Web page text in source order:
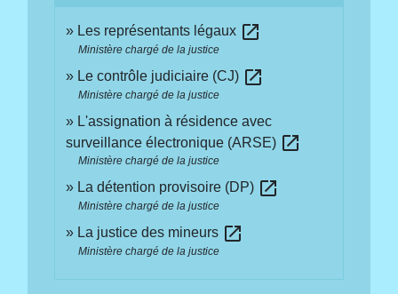
Les représentants légaux open_in_new
Ministère chargé de la justice
Le contrôle judiciaire (CJ) open_in_new
Ministère chargé de la justice
L'assignation à résidence avec
surveillance électronique (ARSE) open_in_new
Ministère chargé de la justice
La détention provisoire (DP) open_in_new
Ministère chargé de la justice
La justice des mineurs open_in_new
Ministère chargé de la justice